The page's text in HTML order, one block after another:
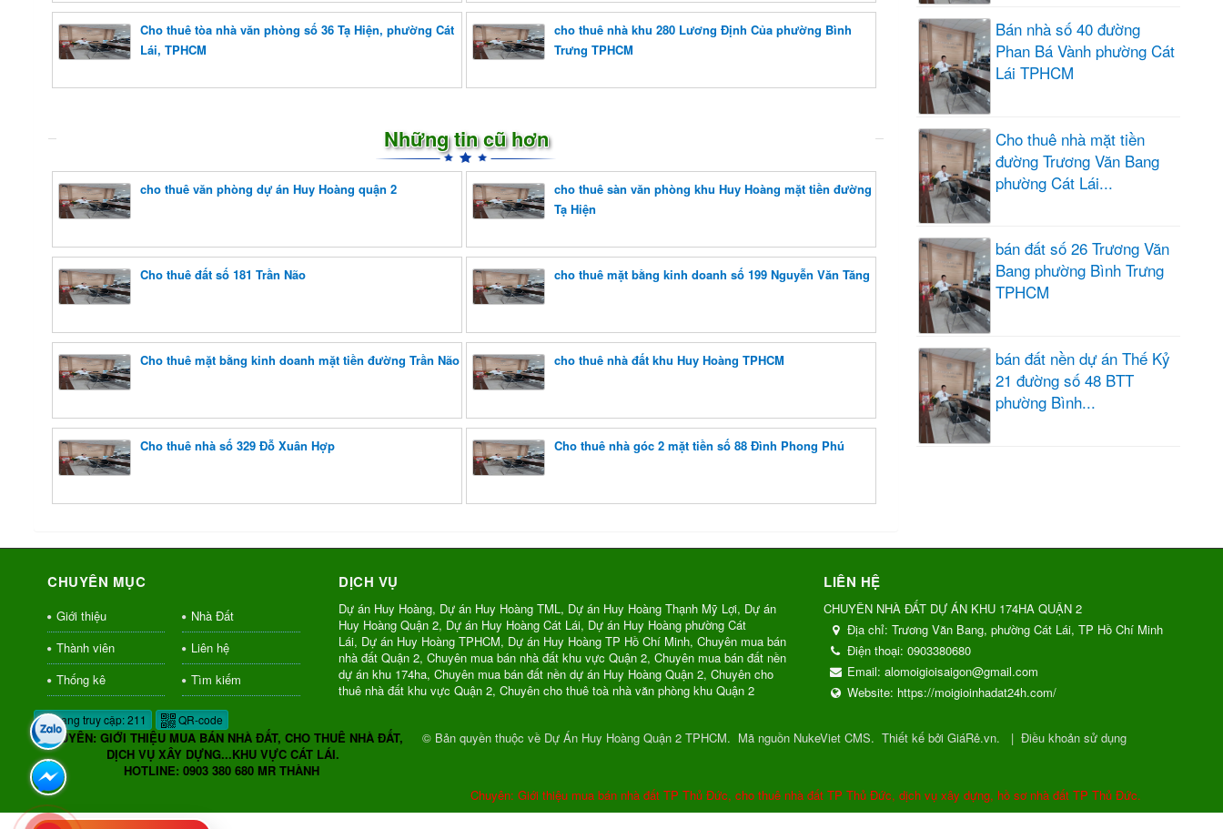
Cho thuê tòa nhà văn phòng số 36 Tạ Hiện, phường Cát
Lái, TPHCM
cho thuê nhà khu 280 Lương Định Của phường Bình
Trưng TPHCM
Những tin cũ hơn
cho thuê văn phòng dự án Huy Hoàng quận 2
cho thuê sàn văn phòng khu Huy Hoàng mặt tiền đường
Tạ Hiện
Cho thuê đất số 181 Trần Não cho thuê mặt bằng kinh doanh số 199 Nguyễn Văn Tăng
Cho thuê mặt bằng kinh doanh mặt tiền đường Trần Não cho thuê nhà đất khu Huy Hoàng TPHCM
Cho thuê nhà số 329 Đỗ Xuân Hợp Cho thuê nhà góc 2 mặt tiền số 88 Đình Phong Phú
Bán nhà số 40 đường
Phan Bá Vành phường Cát
Lái TPHCM
Cho thuê nhà mặt tiền
đường Trương Văn Bang
phường Cát Lái...
bán đất số 26 Trương Văn
Bang phường Bình Trưng
TPHCM
bán đất nền dự án Thế Kỷ
21 đường số 48 BTT
phường Bình...
CHUYÊN MỤC
Giới thiệu
Nhà Đất
Thành viên
Liên hệ
Thống kê
Tìm kiếm
Đang truy cập: 211 QR-code
DỊCH VỤ
Dự án Huy Hoàng, Dự án Huy Hoàng TML, Dự án Huy Hoàng Thạnh Mỹ Lợi, Dự án
Huy Hoàng Quận 2, Dự án Huy Hoàng Cát Lái, Dự án Huy Hoàng phường Cát
Lái, Dự án Huy Hoàng TPHCM, Dự án Huy Hoàng TP Hồ Chí Minh, Chuyên mua bán
nhà đất Quận 2, Chuyên mua bán nhà đất khu vực Quận 2, Chuyên mua bán đất nền
dự án khu 174ha, Chuyên mua bán đất nền dự án Huy Hoàng Quận 2, Chuyên cho
thuê nhà đất khu vực Quận 2, Chuyên cho thuê toà nhà văn phòng khu Quận 2
LIÊN HỆ
CHUYÊN NHÀ ĐẤT DỰ ÁN KHU 174HA QUẬN 2
Địa chỉ:Trương Văn Bang, phường Cát Lái, TP Hồ Chí Minh
Điện thoại:0903380680
Email:alomoigioisaigon@gmail.com
Website: https://moigioinhadat24h.com/
CHUYÊN: GIỚI THIỆU MUA BÁN NHÀ ĐẤT, CHO THUÊ NHÀ ĐẤT,
DỊCH VỤ XÂY DỰNG...KHU VỰC CÁT LÁI.
HOTLINE: 0903 380 680 MR THÀNH
© Bản quyền thuộc về Dự Án Huy Hoàng Quận 2 TPHCM. Mã nguồn NukeViet CMS. Thiết kế bởi GiáRẻ.vn. | Điều khoản sử dụng
Chuyên: Giới thiệu mua bán nhà đất TP Thủ Đức, cho thuê nhà đất TP Thủ Đức, dịch vụ xây dựng, hồ sơ nhà đất TP Thủ Đức.